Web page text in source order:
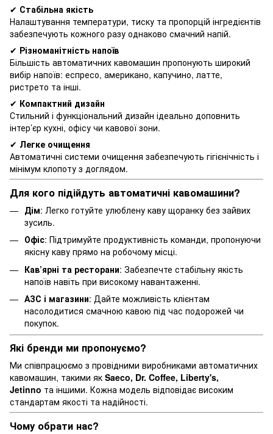
✔ Стабільна якість
Налаштування температури, тиску та пропорцій інгредієнтів
забезпечують кожного разу однаково смачний напій.
✔ Різноманітність напоїв
Більшість автоматичних кавомашин пропонують широкий
вибір напоїв: еспресо, американо, капучино, латте,
ристрето та інші.
✔ Компактний дизайн
Стильний і функціональний дизайн ідеально доповнить
інтер’єр кухні, офісу чи кавової зони.
✔ Легке очищення
Автоматичні системи очищення забезпечують гігієнічність і
мінімум клопоту з доглядом.
Для кого підійдуть автоматичні кавомашини?
Дім: Легко готуйте улюблену каву щоранку без зайвих
зусиль.
Офіс: Підтримуйте продуктивність команди, пропонуючи
якісну каву прямо на робочому місці.
Кав’ярні та ресторани: Забезпечте стабільну якість
напоїв навіть при високому навантаженні.
АЗС і магазини: Дайте можливість клієнтам
насолодитися смачною кавою під час подорожей чи
покупок.
Які бренди ми пропонуємо?
Ми співпрацюємо з провідними виробниками автоматичних
кавомашин, такими як Saeco, Dr. Coffee, Liberty's,
Jetinno та іншими. Кожна модель відповідає високим
стандартам якості та надійності.
Чому обрати нас?